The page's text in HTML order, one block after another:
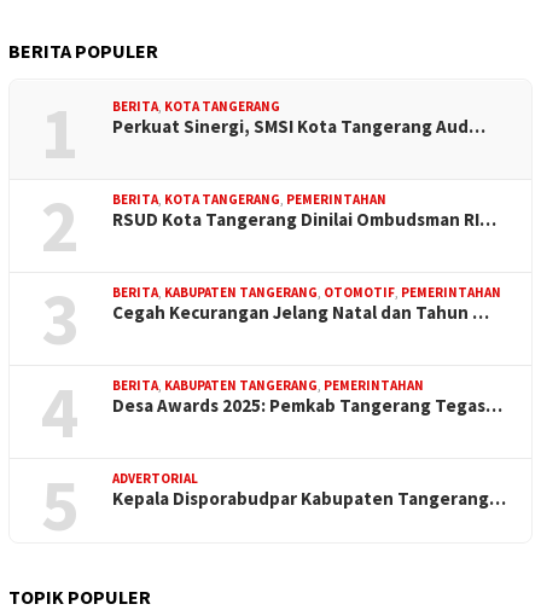
BERITA POPULER
1 BERITA KOTA TANGERANG
Perkuat Sinergi, SMSI Kota Tangerang Aud…
2 BERITA KOTA TANGERANG PEMERINTAHAN
RSUD Kota Tangerang Dinilai Ombudsman RI…
3 BERITA KABUPATEN TANGERANG OTOMOTIF PEMERINTAHAN
Cegah Kecurangan Jelang Natal dan Tahun …
4 BERITA KABUPATEN TANGERANG PEMERINTAHAN
Desa Awards 2025: Pemkab Tangerang Tegas…
5 ADVERTORIAL
Kepala Disporabudpar Kabupaten Tangerang…
TOPIK POPULER